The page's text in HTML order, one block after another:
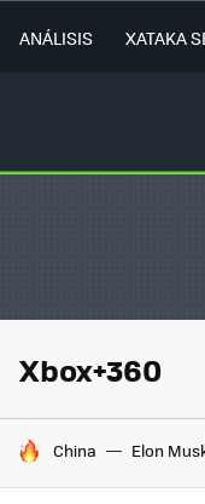
ANÁLISIS XATAKA
Xbox+360
HOY SE HABLA DE
China Elon